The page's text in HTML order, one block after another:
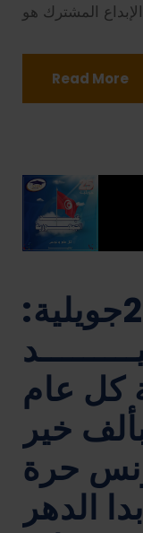
Read More
تونس25جويلية:
كل عام
خير
حرة
الدهر